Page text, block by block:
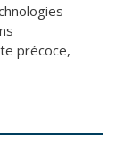
précoce,